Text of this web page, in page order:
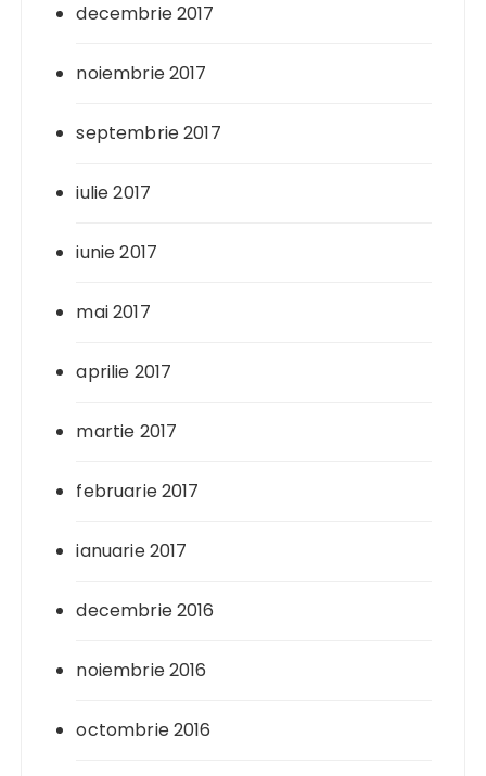
decembrie 2017
noiembrie 2017
septembrie 2017
iulie 2017
iunie 2017
mai 2017
aprilie 2017
martie 2017
februarie 2017
ianuarie 2017
decembrie 2016
noiembrie 2016
octombrie 2016